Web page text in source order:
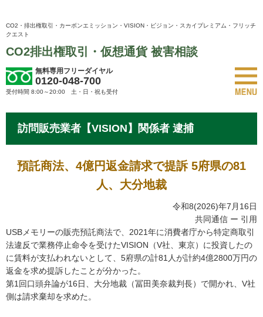
CO2・排出権取引・カーボンエミッション・VISION・ビジョン・スカイプレミアム・フリッチ
クエスト
CO2排出権取引・仮想通貨 被害相談
無料専用フリーダイヤル
0120-048-700
受付時間 8:00～20:00 土・日・祝も受付
訪問販売業者【VISION】関係者 逮捕
預託商法、4億円返金請求で提訴 5府県の81
人、大分地裁
令和8(2026)年7月16日
共同通信 ー 引用
USBメモリーの販売預託商法で、2021年に消費者庁から特定商取引
法違反で業務停止命令を受けたVISION（V社、東京）に投資したの
に賃料が支払われないとして、5府県の計81人が計約4億2800万円の
返金を求め提訴したことが分かった。
第1回口頭弁論が16日、大分地裁（冨田美奈裁判長）で開かれ、V社
側は請求棄却を求めた。